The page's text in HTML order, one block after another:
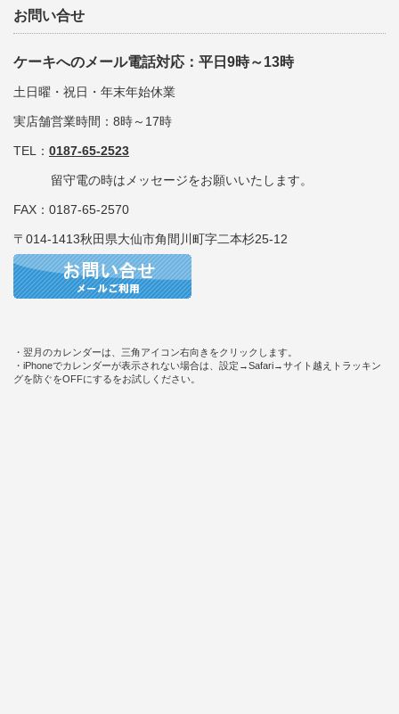
お問い合せ
ケーキへのメール電話対応：平日9時～13時
土日曜・祝日・年末年始休業
実店舗営業時間：8時～17時
TEL： 0187-65-2523
留守電の時はメッセージをお願いいたします。
FAX：0187-65-2570
〒014-1413秋田県大仙市角間川町字二本杉25-12
・翌月のカレンダーは、三角アイコン右向きをクリックします。
・iPhoneでカレンダーが表示されない場合は、設定→Safari→サイト越えトラッキン
グを防ぐをOFFにするをお試しください。